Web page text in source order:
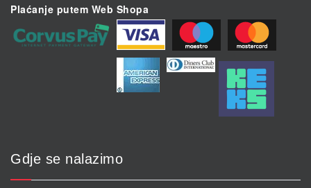
Plaćanje putem Web Shopa
Gdje se nalazimo